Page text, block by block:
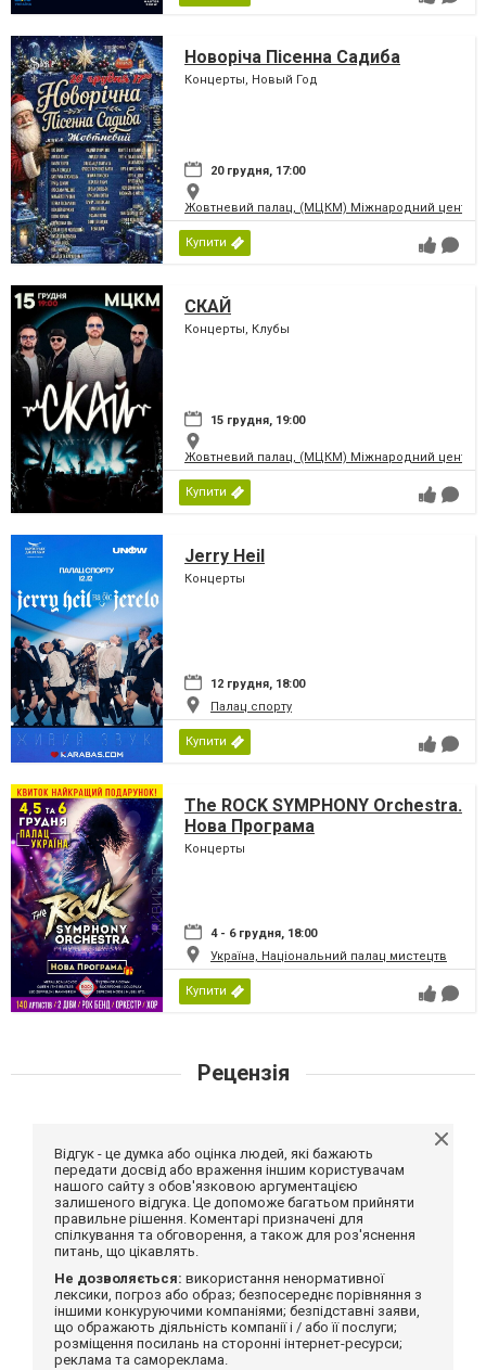
Новоріча Пісенна Садиба
Концерты, Новый Год
20 грудня, 17:00
Жовтневий палац, (МЦКМ) Міжнародний центр
Купити
СКАЙ
Концерты, Клубы
15 грудня, 19:00
Жовтневий палац, (МЦКМ) Міжнародний центр
Купити
Jerry Heil
Концерты
12 грудня, 18:00
Палац спорту
Купити
The ROCK SYMPHONY Orchestra.
Нова Програма
Концерты
4 - 6 грудня, 18:00
Україна, Національний палац мистецтв
Купити
Рецензія
Відгук - це думка або оцінка людей, які бажають
передати досвід або враження іншим користувачам
нашого сайту з обов'язковою аргументацією
залишеного відгука. Це допоможе багатьом прийняти
правильне рішення. Коментарі призначені для
спілкування та обговорення, а також для роз'яснення
питань, що цікавлять.
Не дозволяється: використання ненормативної
лексики, погроз або образ; безпосереднє порівняння з
іншими конкуруючими компаніями; безпідставні заяви,
що ображають діяльність компанії і / або її послуги;
розміщення посилань на сторонні інтернет-ресурси;
реклама та самореклама.